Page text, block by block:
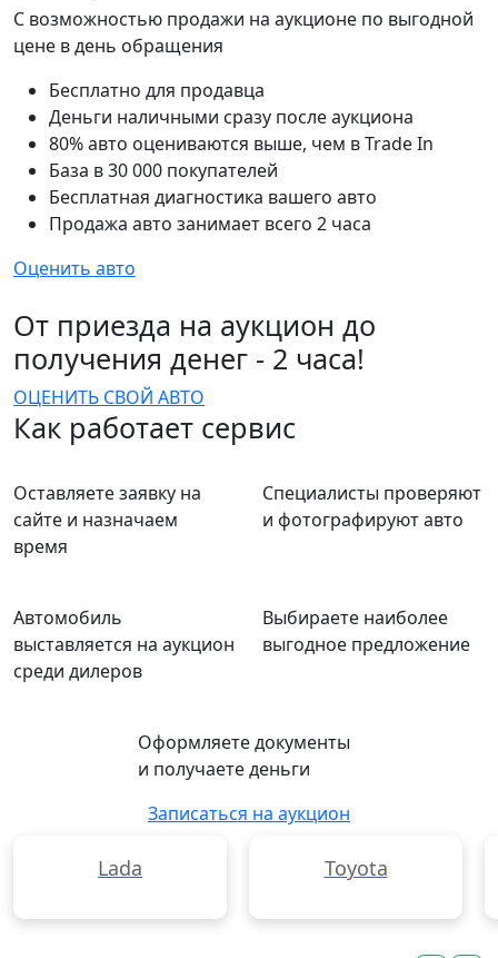
С возможностью продажи на аукционе по выгодной
цене в день обращения
Бесплатно для продавца
Деньги наличными сразу после аукциона
80% авто оцениваются выше, чем в Trade In
База в 30 000 покупателей
Бесплатная диагностика вашего авто
Продажа авто занимает всего 2 часа
Оценить авто
От приезда на аукцион до
получения денег - 2 часа!
ОЦЕНИТЬ СВОЙ АВТО
Как работает сервис
Оставляете заявку на
сайте и назначаем
время
Специалисты проверяют
и фотографируют авто
Автомобиль
выставляется на аукцион
среди дилеров
Выбираете наиболее
выгодное предложение
Оформляете документы
и получаете деньги
Записаться на аукцион
Lada Toyota